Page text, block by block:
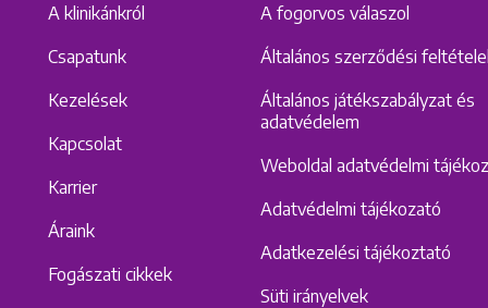
A klinikánkról
Csapatunk
Kezelések
Kapcsolat
Karrier
Áraink
Fogászati cikkek
A fogorvos válaszol
Általános szerződési
Általános játékszabályzat és
adatvédelem
Weboldal adatvédelmi
Adatvédelmi tájékozató
Adatkezelési tájékoztató
Süti irányelvek